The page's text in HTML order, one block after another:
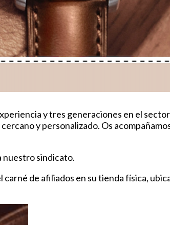
y tres generaciones en el
y personalizado. Os
nuestro sindicato.
carné de afiliados en su tienda física,